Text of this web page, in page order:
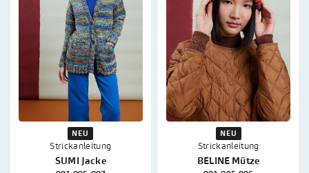
NEU
Strickanleitung
SUMI Jacke
NEU
Strickanleitung
BELINE Mütze